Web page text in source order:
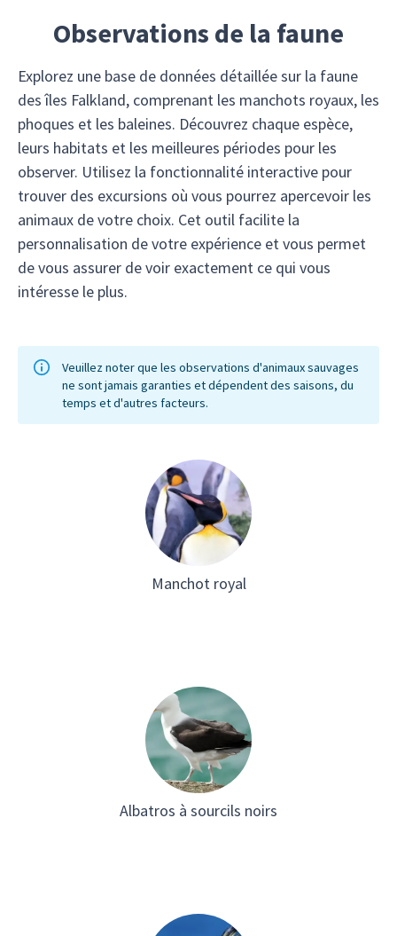
nombreux navires.
Observations de la faune
Explorez une base de données détaillée sur la faune
des îles Falkland, comprenant les manchots royaux, les
phoques et les baleines. Découvrez chaque espèce,
leurs habitats et les meilleures périodes pour les
observer. Utilisez la fonctionnalité interactive pour
trouver des excursions où vous pourrez apercevoir les
animaux de votre choix. Cet outil facilite la
personnalisation de votre expérience et vous permet
de vous assurer de voir exactement ce qui vous
intéresse le plus.
Veuillez noter que les observations d'animaux sauvages
ne sont jamais garanties et dépendent des saisons, du
temps et d'autres facteurs.
Manchot royal
Albatros à sourcils noirs